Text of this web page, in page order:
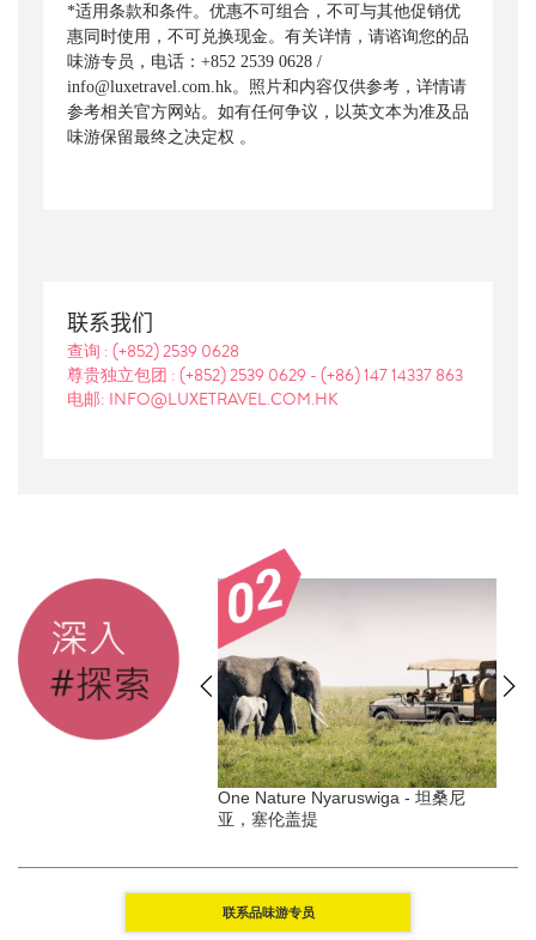
*适用条款和条件。优惠不可组合，不可与其他促销优
惠同时使用，不可兑换现金。有关详情，请谘询您的品
味游专员，电话：+852 2539 0628 /
info@luxetravel.com.hk。照片和内容仅供参考，详情请
参考相关官方网站。如有任何争议，以英文本为准及品
味游保留最终之决定权 。
联系我们
查询 : (+852) 2539 0628
尊贵独立包团 : (+852) 2539 0629 - (+86) 147 14337 863
电邮: INFO@LUXETRAVEL.COM.HK
One Nature Nyaruswiga - 坦桑尼
亚，塞伦盖提
联系品味游专员